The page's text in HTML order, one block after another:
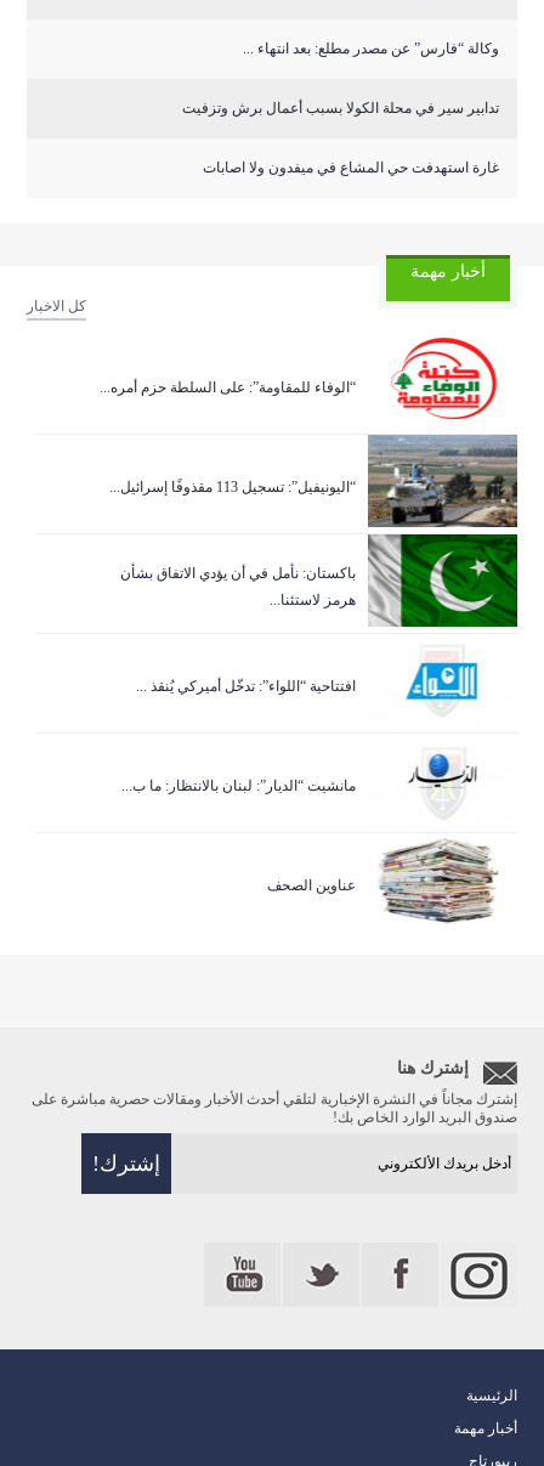
وكالة “فارس” عن مصدر مطلع: بعد انتهاء ...
تدابير سير في محلة الكولا بسبب أعمال برش وتزفيت
غارة استهدفت حي المشاع في ميفدون ولا اصابات
أخبار مهمة
كل الاخبار
“الوفاء للمقاومة”: على السلطة حزم أمره...
“اليونيفيل”: تسجيل 113 مقذوفًا إسرائيل...
باكستان: نأمل في أن يؤدي الاتفاق بشأن
هرمز لاستئنا...
افتتاحية “اللواء”: تدخّل أميركي يُنقذ ...
مانشيت “الديار”: لبنان بالانتظار: ما ب...
عناوين الصحف
إشترك هنا
إشترك مجاناً في النشرة الإخبارية لتلقي أحدث الأخبار ومقالات حصرية مباشرة على
صندوق البريد الوارد الخاص بك!
الرئيسية
أخبار مهمة
ريبورتاج